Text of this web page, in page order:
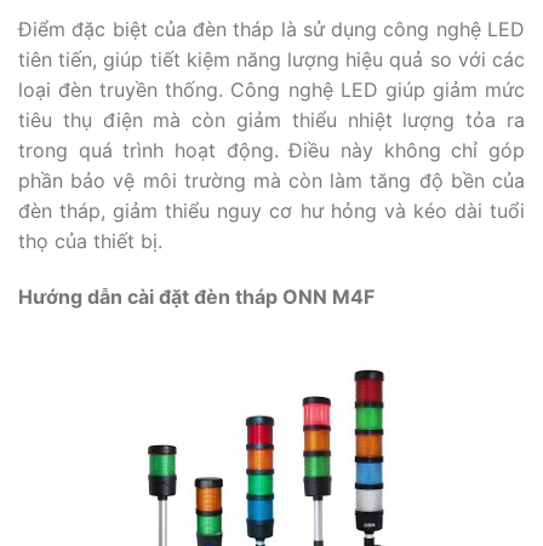
Điểm đặc biệt của đèn tháp là sử dụng công nghệ LED
tiên tiến, giúp tiết kiệm năng lượng hiệu quả so với các
loại đèn truyền thống. Công nghệ LED giúp giảm mức
tiêu thụ điện mà còn giảm thiểu nhiệt lượng tỏa ra
trong quá trình hoạt động. Điều này không chỉ góp
phần bảo vệ môi trường mà còn làm tăng độ bền của
đèn tháp, giảm thiểu nguy cơ hư hỏng và kéo dài tuổi
thọ của thiết bị.
Hướng dẫn cài đặt đèn tháp ONN M4F